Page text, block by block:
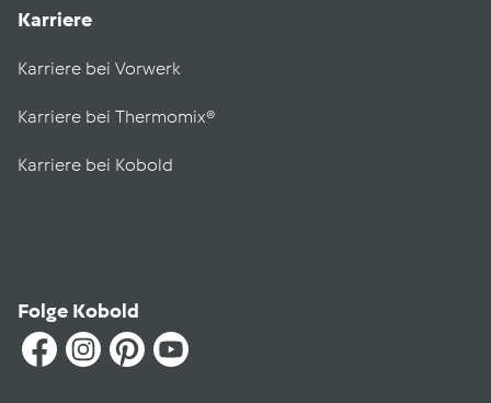
Karriere
Karriere bei Vorwerk
Karriere bei Thermomix®
Karriere bei Kobold
Folge Kobold